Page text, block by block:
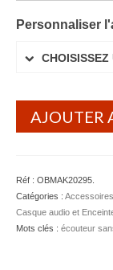
Stylo
Gourde &
Personnaliser
AJOUTER
Réf : OBMAK20295
Catégories :
Casque audio et
Mots clés : écouteur